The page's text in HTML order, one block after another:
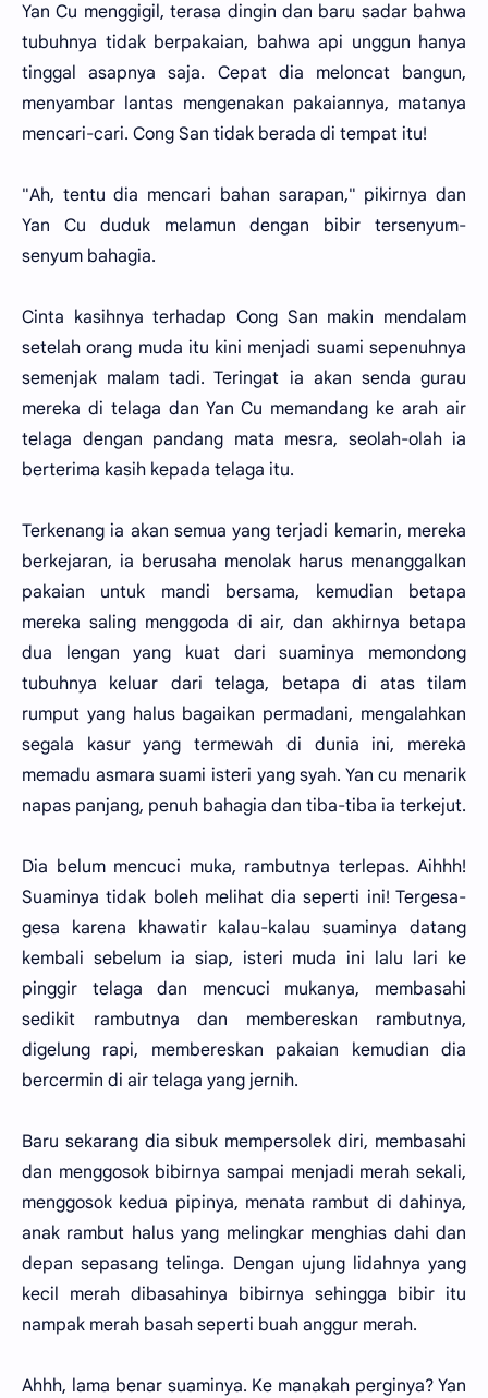
Yan Cu menggigil, terasa dingin dan baru sadar bahwa
tubuhnya tidak berpakaian, bahwa api unggun hanya
tinggal asapnya saja. Cepat dia meloncat bangun,
menyambar lantas mengenakan pakaiannya, matanya
mencari-cari. Cong San tidak berada di tempat itu!
"Ah, tentu dia mencari bahan sarapan," pikirnya dan
Yan Cu duduk melamun dengan bibir tersenyum-
senyum bahagia.
Cinta kasihnya terhadap Cong San makin mendalam
setelah orang muda itu kini menjadi suami sepenuhnya
semenjak malam tadi. Teringat ia akan senda gurau
mereka di telaga dan Yan Cu memandang ke arah air
telaga dengan pandang mata mesra, seolah-olah ia
berterima kasih kepada telaga itu.
Terkenang ia akan semua yang terjadi kemarin, mereka
berkejaran, ia berusaha menolak harus menanggalkan
pakaian untuk mandi bersama, kemudian betapa
mereka saling menggoda di air, dan akhirnya betapa
dua lengan yang kuat dari suaminya memondong
tubuhnya keluar dari telaga, betapa di atas tilam
rumput yang halus bagaikan permadani, mengalahkan
segala kasur yang termewah di dunia ini, mereka
memadu asmara suami isteri yang syah. Yan cu menarik
napas panjang, penuh bahagia dan tiba-tiba ia terkejut.
Dia belum mencuci muka, rambutnya terlepas. Aihhh!
Suaminya tidak boleh melihat dia seperti ini! Tergesa-
gesa karena khawatir kalau-kalau suaminya datang
kembali sebelum ia siap, isteri muda ini lalu lari ke
pinggir telaga dan mencuci mukanya, membasahi
sedikit rambutnya dan membereskan rambutnya,
digelung rapi, membereskan pakaian kemudian dia
bercermin di air telaga yang jernih.
Baru sekarang dia sibuk mempersolek diri, membasahi
dan menggosok bibirnya sampai menjadi merah sekali,
menggosok kedua pipinya, menata rambut di dahinya,
anak rambut halus yang melingkar menghias dahi dan
depan sepasang telinga. Dengan ujung lidahnya yang
kecil merah dibasahinya bibirnya sehingga bibir itu
nampak merah basah seperti buah anggur merah.
Ahhh, lama benar suaminya. Ke manakah perginya? Yan